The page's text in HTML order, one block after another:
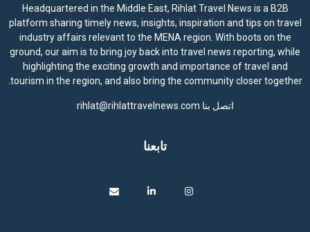
Headquartered in the Middle East, Rihlat Travel News is a B2B
platform sharing timely news, insights, inspiration and tips on travel
industry affairs relevant to the MENA region. With boots on the
ground, our aim is to bring joy back into travel news reporting, while
highlighting the exciting growth and importance of travel and
tourism in the region, and also bring the community closer together.
اتصل بنا rihlat@rihlattravelnews.com
تابعنا